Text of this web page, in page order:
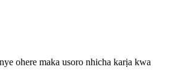
ohere maka usoro nhicha karịa kwa